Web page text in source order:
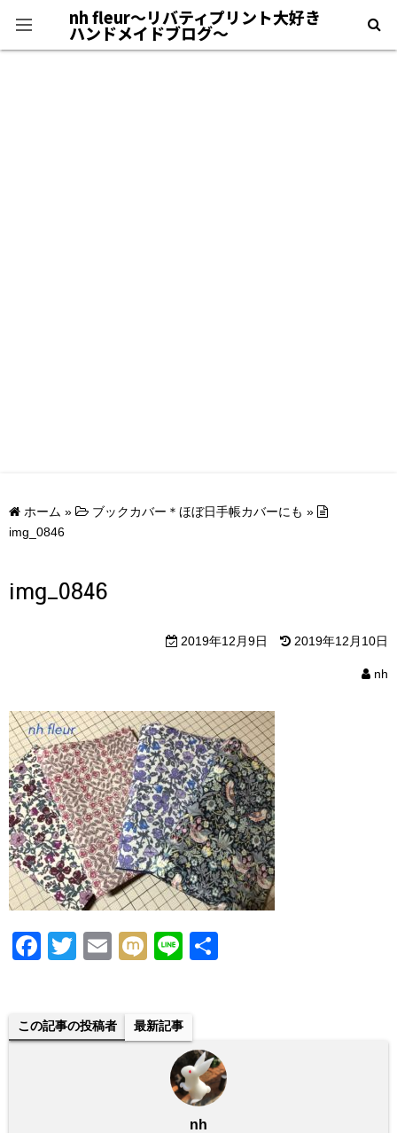
nh fleur〜リバティプリント大好き
ハンドメイドブログ〜
ホーム » ブックカバー＊ほぼ日手帳カバーにも »
img_0846
img_0846
2019年12月9日 2019年12月10日
nh
F
e
T
er
E
M
Li
この記事の投稿者 最新記事
nh